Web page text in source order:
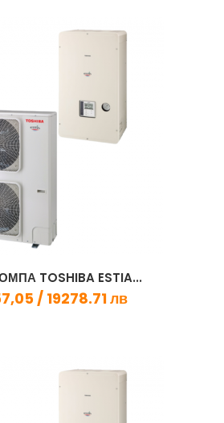
TOSHIBA ESTIA...
/ 19278.71 лв